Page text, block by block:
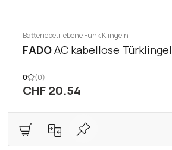
Batteriebetriebene Funk Klingeln
FADOAC kabellose Türklingel
0 (0)
CHF 20.54